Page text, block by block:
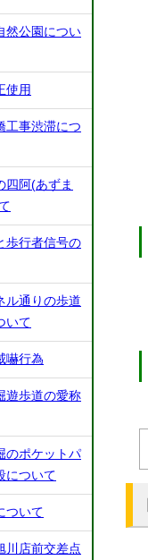
然公園につい
使用
工事渋滞につ
四阿(あずま
歩行者信号の
ル通りの歩道
いて
嚇行為
遊歩道の愛称
のポケットパ
について
ついて
川店前交差点